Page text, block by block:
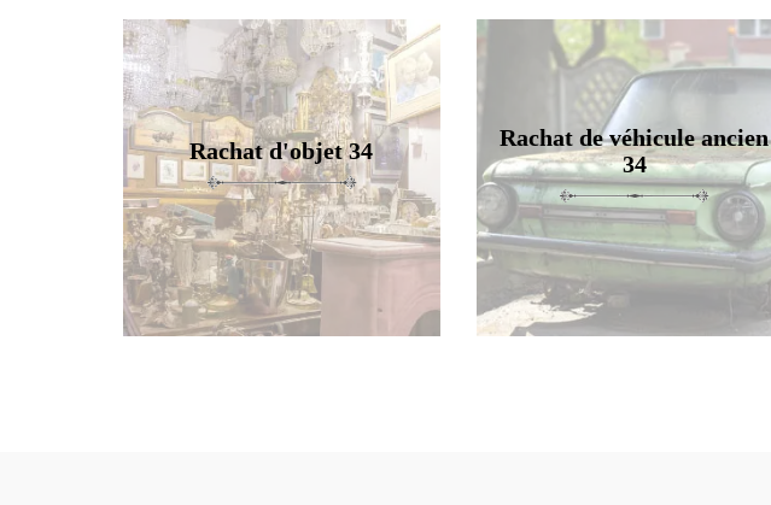
Rachat d'objet 34
Rachat de véhicule ancien
34